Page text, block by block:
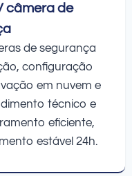
câmera de
de segurança
configuração
em nuvem e
técnico e
eficiente,
estável 24h.